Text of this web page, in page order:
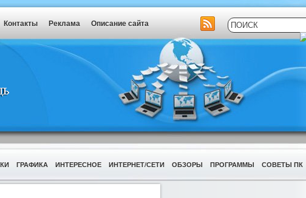
Контакты Реклама Описание сайта
ГРАФИКА ИНТЕРЕСНОЕ ИНТЕРНЕТ/СЕТИ ОБЗОРЫ ПРОГРАММЫ СОВЕТЫ ПК